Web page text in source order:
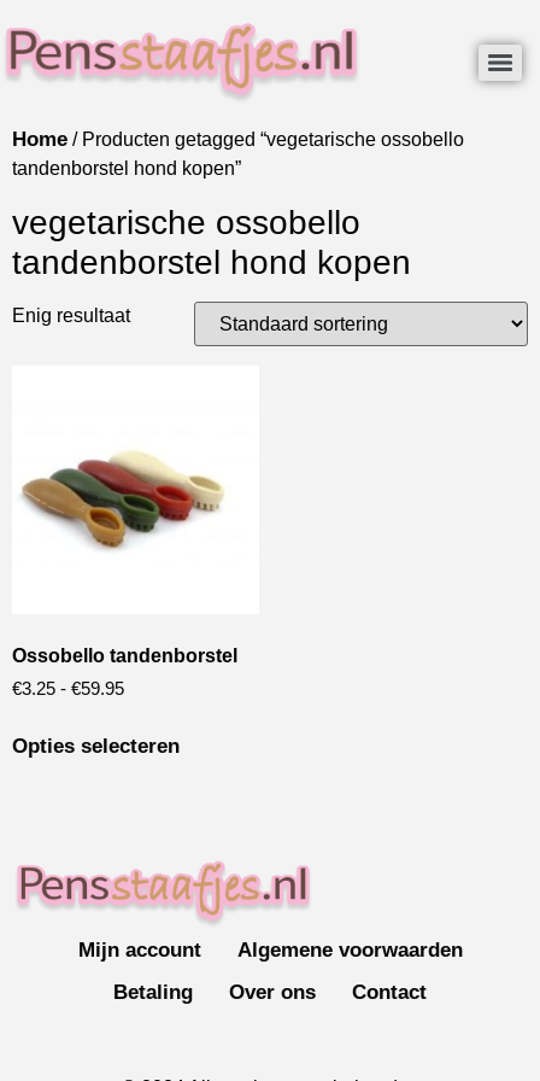
Home / Producten getagged “vegetarische ossobello
tandenborstel hond kopen”
vegetarische ossobello
tandenborstel hond kopen
Enig resultaat
Ossobello tandenborstel
€3.25 - €59.95
Opties selecteren
Mijn account
Algemene voorwaarden
Betaling
Over ons Contact